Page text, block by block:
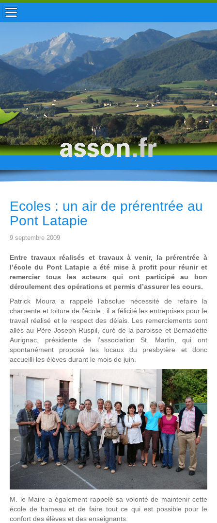
ACCUEIL / INFOS
MUNICIPALITÉ
VIE LOCALE
ENFANCE
TOURISME
HISTOIRE
Ecoles : un air de prérentrée au
Pont Latapie
9 septembre 2009
Entre travaux réalisés et travaux à venir, la prérentrée à
l’école du Pont Latapie a été mise à profit pour réunir et
remercier tous les acteurs qui ont participé au bon
déroulement des opérations et permis d’assurer les cours.
Patrick Moura a rappelé l’absolue nécessité de refaire la
charpente et toiture de l’école ; il a félicité les entreprises pour le
travail réalisé et le respect des délais. Les remerciements sont
allés au Père Joseph Ruspil, curé de la paroisse et Bernadette
Aurignac, présidente de l’association St. Martin, qui ont
spontanément proposé les locaux du presbytère et donc
accueilli les élèves durant le mois de juin.
M. le Maire a également rappelé sa volonté de maintenir cette
école de hameau et de faire tout ce qui est possible pour le
confort des élèves et des enseignants.